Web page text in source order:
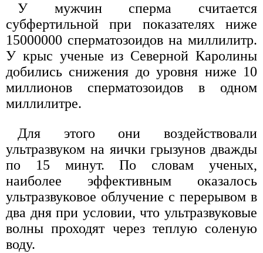
У мужчин сперма считается
субфертильной при показателях ниже
15000000 сперматозоидов на миллилитр.
У крыс ученые из Северной Каролины
добились снижения до уровня ниже 10
миллионов сперматозоидов в одном
миллилитре.
Для этого они воздействовали
ультразвуком на яички грызунов дважды
по 15 минут. По словам ученых,
наиболее эффективным оказалось
ультразвуковое облучение с перерывом в
два дня при условии, что ультразвуковые
волны проходят через теплую соленую
воду.